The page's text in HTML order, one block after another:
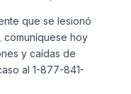
que se lesionó
comuníquese hoy
y caídas de
al 1-877-841-